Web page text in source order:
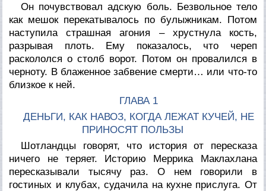
Он почувствовал адскую боль. Безвольное тело
как мешок перекатывалось по булыжникам. Потом
наступила страшная агония – хрустнула кость,
разрывая плоть. Ему показалось, что череп
раскололся о столб ворот. Потом он провалился в
черноту. В блаженное забвение смерти… или что-то
близкое к ней.
ГЛАВА 1
ДЕНЬГИ, КАК НАВОЗ, КОГДА ЛЕЖАТ КУЧЕЙ, НЕ
ПРИНОСЯТ ПОЛЬЗЫ
Шотландцы говорят, что история от пересказа
ничего не теряет. Историю Меррика Маклахлана
пересказывали тысячу раз. О нем говорили в
гостиных и клубах, судачила на кухне прислуга. От